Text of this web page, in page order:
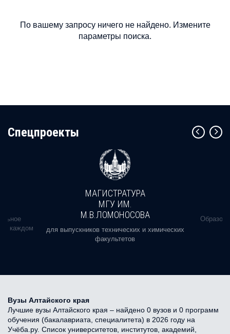
По вашему запросу ничего не найдено. Измените
параметры поиска.
Cпецпроекты
в каждом
МАГИСТРАТУРА
МГУ ИМ.
М.В.ЛОМОНОСОВА
для выпускников технических и химических
факультетов
Вузы Алтайского края
Лучшие вузы Алтайского края – найдено 0 вузов и 0 программ
обучения (бакалавриата, специалитета) в 2026 году на
Учёба.ру. Список университетов, институтов, академий,